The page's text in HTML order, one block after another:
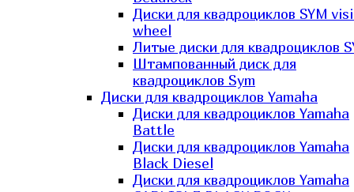
Диски для квадроциклов SYM
wheel
Литые диски для квадроциклов
Штампованный диск для
квадроциклов Sym
Диски для квадроциклов Yamaha
Диски для квадроциклов Yamaha
Battle
Диски для квадроциклов Yamaha
Black Diesel
Диски для квадроциклов Yamaha